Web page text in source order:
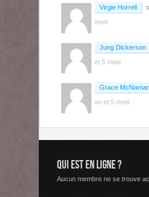
Virgie Horrell
mois
Jung Dickerson
et 5 mois
Grace
an et 5 mois
QUI EST EN LIGNE ?
Aucun membre ne se trouve